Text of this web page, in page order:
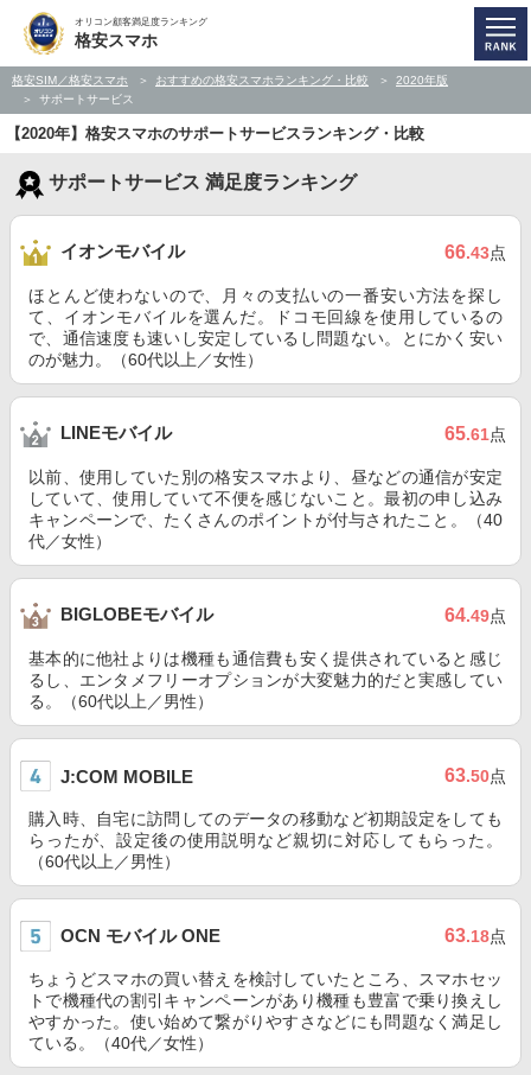
オリコン顧客満足度ランキング
格安スマホ
格安SIM／格安スマホ おすすめの格安スマホランキング・比較
2020年版
サポートサービス
【2020年】格安スマホのサポートサービスランキング・比較
サポートサービス 満足度ランキング
イオンモバイル 66.43点
ほとんど使わないので、月々の支払いの一番安い方法を探し
て、イオンモバイルを選んだ。ドコモ回線を使用しているの
で、通信速度も速いし安定しているし問題ない。とにかく安い
のが魅力。（60代以上／女性）
LINEモバイル 65.61点
以前、使用していた別の格安スマホより、昼などの通信が安定
していて、使用していて不便を感じないこと。最初の申し込み
キャンペーンで、たくさんのポイントが付与されたこと。（40
代／女性）
BIGLOBEモバイル 64.49点
基本的に他社よりは機種も通信費も安く提供されていると感じ
るし、エンタメフリーオプションが大変魅力的だと実感してい
る。（60代以上／男性）
J:COM MOBILE 63.50点
購入時、自宅に訪問してのデータの移動など初期設定をしても
らったが、設定後の使用説明など親切に対応してもらった。
（60代以上／男性）
OCN モバイル ONE 63.18点
ちょうどスマホの買い替えを検討していたところ、スマホセッ
トで機種代の割引キャンペーンがあり機種も豊富で乗り換えし
やすかった。使い始めて繋がりやすさなどにも問題なく満足し
ている。（40代／女性）